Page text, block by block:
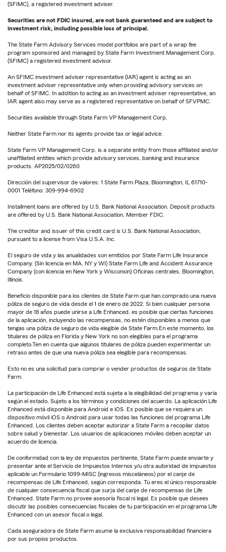
(SFIMC), a registered investment adviser.
Securities are not FDIC insured, are not bank guaranteed and are subject to
investment risk, including possible loss of principal.
The State Farm Advisory Services model portfolios are part of a wrap fee
program sponsored and managed by State Farm Investment Management Corp.
(SFIMC) a registered investment advisor.
An SFIMC investment adviser representative (IAR) agent is acting as an
investment adviser representative only when providing advisory services on
behalf of SFIMC. In addition to acting as an investment adviser representative, an
IAR agent also may serve as a registered representative on behalf of SFVPMC.
Securities available through State Farm VP Management Corp.
Neither State Farm nor its agents provide tax or legal advice.
State Farm VP Management Corp. is a separate entity from those affiliated and/or
unaffiliated entities which provide advisory services, banking and insurance
products. AP2025/02/0260
Dirección del supervisor de valores: 1 State Farm Plaza, Bloomington, IL 61710-
0001 Teléfono: 309-994-6902
Installment loans are offered by U.S. Bank National Association. Deposit products
are offered by U.S. Bank National Association. Member FDIC.
The creditor and issuer of this credit card is U.S. Bank National Association,
pursuant to a license from Visa U.S.A. Inc.
El seguro de vida y las anualidades son emitidos por State Farm Life Insurance
Company. (Sin licencia en MA, NY y WI) State Farm Life and Accident Assurance
Company (con licencia en New York y Wisconsin) Oficinas centrales, Bloomington,
Illinois.
Beneficio disponible para los clientes de State Farm que han comprado una nueva
póliza de seguro de vida desde el 1 de enero de 2022. Si bien cualquier persona
mayor de 18 años puede unirse a Life Enhanced, es posible que ciertas funciones
de la aplicación, incluyendo las recompensas, no estén disponibles a menos que
tengas una póliza de seguro de vida elegible de State Farm.En este momento, los
titulares de póliza en Florida y New York no son elegibles para el programa
completo.Ten en cuenta que algunos titulares de póliza pueden experimentar un
retraso antes de que una nueva póliza sea elegible para recompensas.
Esto no es una solicitud para comprar o vender productos de seguros de State
Farm.
La participación de Life Enhanced está sujeta a la elegibilidad del programa y varía
según el estado. Sujeto a los términos y condiciones del acuerdo. La aplicación Life
Enhanced está disponible para Android e iOS. Es posible que se requiera un
dispositivo móvil iOS o Android para usar todas las funciones del programa Life
Enhanced. Los clientes deben aceptar autorizar a State Farm a recopilar datos
sobre salud y bienestar. Los usuarios de aplicaciones móviles deben aceptar un
acuerdo de licencia.
De conformidad con la ley de impuestos pertinente, State Farm puede enviarte y
presentar ante el Servicio de Impuestos Internos y/u otra autoridad de impuestos
aplicable un Formulario 1099-MISC (ingresos misceláneos) por el canje de
recompensas de Life Enhanced, según corresponda. Tú eres el único responsable
de cualquier consecuencia fiscal que surja del canje de recompensas de Life
Enhanced. State Farm no provee asesoría fiscal ni legal. Es posible que desees
discutir las posibles consecuencias fiscales de tu participación en el programa Life
Enhanced con un asesor fiscal o legal.
Cada aseguradora de State Farm asume la exclusiva responsabilidad financiera
por sus propios productos.